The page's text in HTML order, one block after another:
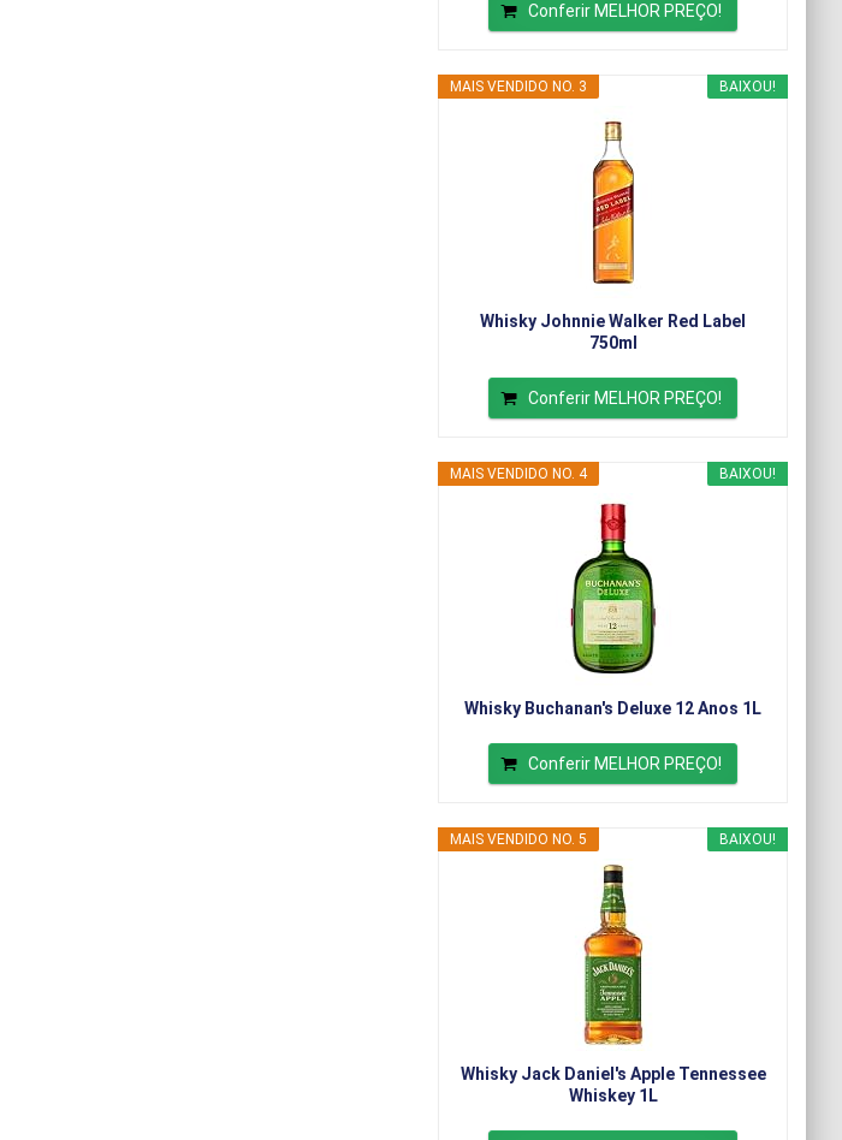
Conferir MELHOR PREÇO!
BAIXOU!
MAIS VENDIDO NO. 3
Whisky Johnnie Walker Red Label
750ml
Conferir MELHOR PREÇO!
BAIXOU!
MAIS VENDIDO NO. 4
Whisky Buchanan's Deluxe 12 Anos 1L
Conferir MELHOR PREÇO!
BAIXOU!
MAIS VENDIDO NO. 5
Whisky Jack Daniel's Apple Tennessee
Whiskey 1L